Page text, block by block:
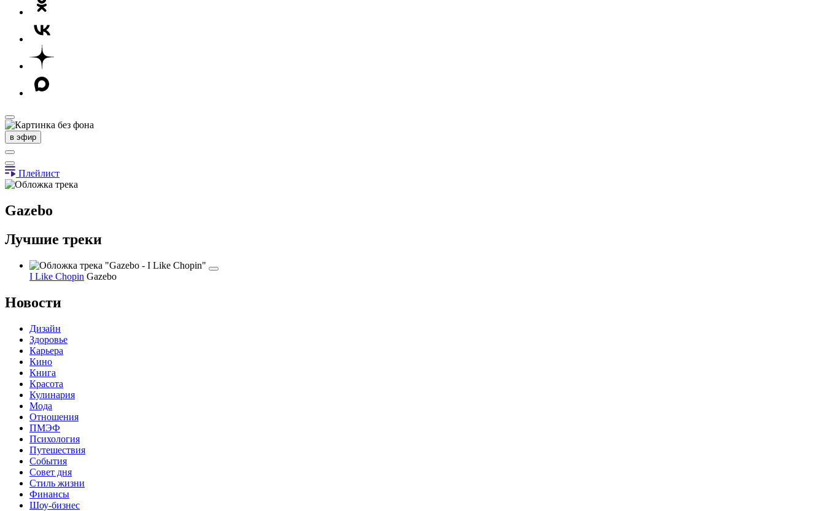
в эфир
Плейлист
Gazebo
Лучшие треки
I Like Chopin Gazebo
Новости
Дизайн
Здоровье
Карьера
Кино
Книга
Красота
Кулинария
Мода
Отношения
ПМЭФ
Психология
Путешествия
События
Совет дня
Стиль жизни
Финансы
Шоу-бизнес